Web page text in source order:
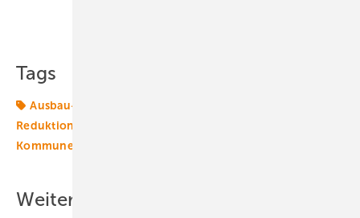
Tags
Ausbau-Ziele
Reduktionsziele
Kommunen
Weitere Inhalte